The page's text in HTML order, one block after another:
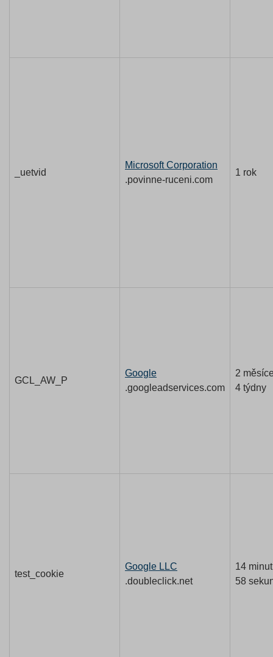
_uetvid
Microsoft Corporation
.povinne-ruceni.com
1 rok
GCL_AW_P
Google
.googleadservices.com
2
4 týdny
test_cookie
Google LLC
.doubleclick.net
14 minut
58